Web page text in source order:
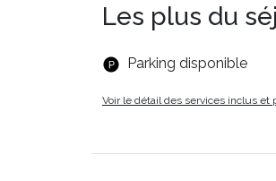
Les plus du
Parking disponible
Voir le détail des services inclus et